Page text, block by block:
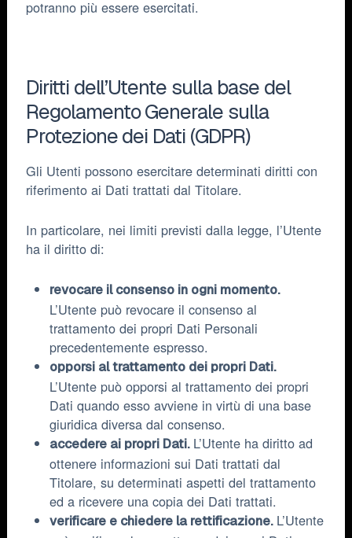
potranno più essere esercitati.
Diritti dell’Utente sulla base del
Regolamento Generale sulla
Protezione dei Dati (GDPR)
Gli Utenti possono esercitare determinati diritti con
riferimento ai Dati trattati dal Titolare.
In particolare, nei limiti previsti dalla legge, l’Utente
ha il diritto di:
revocare il consenso in ogni momento.
L’Utente può revocare il consenso al
trattamento dei propri Dati Personali
precedentemente espresso.
opporsi al trattamento dei propri Dati.
L’Utente può opporsi al trattamento dei propri
Dati quando esso avviene in virtù di una base
giuridica diversa dal consenso.
accedere ai propri Dati.L’Utente ha diritto ad
ottenere informazioni sui Dati trattati dal
Titolare, su determinati aspetti del trattamento
ed a ricevere una copia dei Dati trattati.
verificare e chiedere la rettificazione.L’Utente